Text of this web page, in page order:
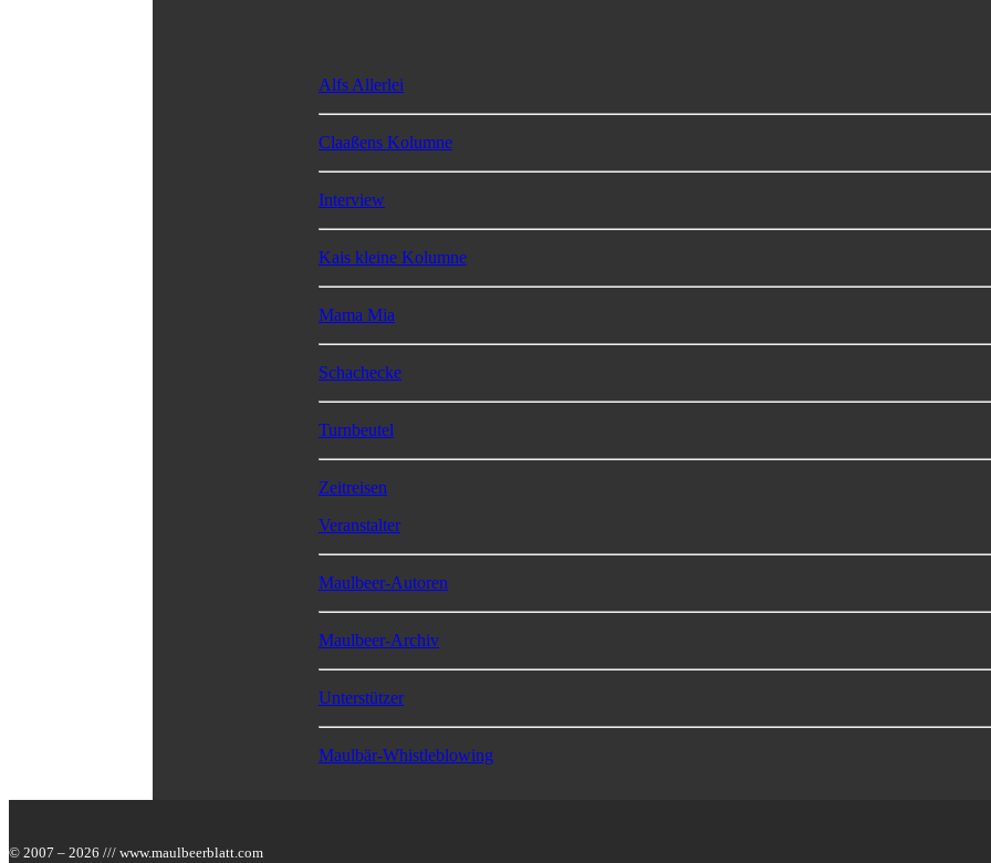
Alfs Allerlei
Claaßens Kolumne
Interview
Kais kleine Kolumne
Mama Mia
Schachecke
Turnbeutel
Zeitreisen
Veranstalter
Maulbeer-Autoren
Maulbeer-Archiv
Unterstützer
Maulbär-Whistleblowing
© 2007 – 2026 /// www.maulbeerblatt.com